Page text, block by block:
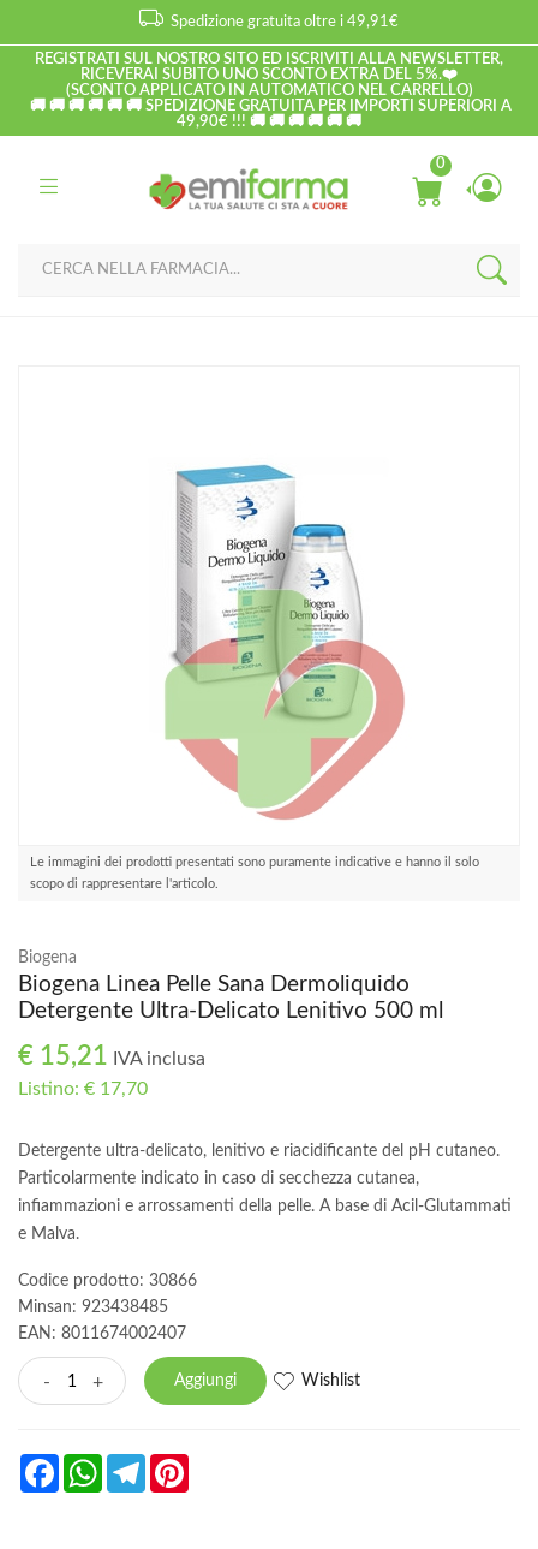
Spedizione gratuita oltre i 49,91€
REGISTRATI SUL NOSTRO SITO ED ISCRIVITI ALLA NEWSLETTER,
RICEVERAI SUBITO UNO SCONTO EXTRA DEL 5%.❤️
(SCONTO APPLICATO IN AUTOMATICO NEL CARRELLO)
🚚 🚚 🚚 🚚 🚚 🚚 SPEDIZIONE GRATUITA PER IMPORTI SUPERIORI A
49,90€ !!! 🚚 🚚 🚚 🚚 🚚 🚚
0
Le immagini dei prodotti presentati sono puramente indicative e hanno il solo
scopo di rappresentare l'articolo.
Biogena
Biogena Linea Pelle Sana Dermoliquido
Detergente Ultra-Delicato Lenitivo 500 ml
€ 15,21 IVA inclusa
Listino: € 17,70
Detergente ultra-delicato, lenitivo e riacidificante del pH cutaneo.
Particolarmente indicato in caso di secchezza cutanea,
infiammazioni e arrossamenti della pelle. A base di Acil-Glutammati
e Malva.
Codice prodotto: 30866
Minsan: 923438485
EAN: 8011674002407
- + Aggiungi Wishlist
FacebookWhatsAppTelegram